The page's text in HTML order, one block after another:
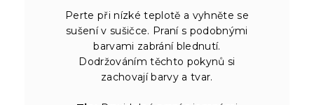
Perte při nízké teplotě a vyhněte se
sušení v sušičce. Praní s podobnými
barvami zabrání blednutí.
Dodržováním těchto pokynů si
zachovají barvy a tvar.